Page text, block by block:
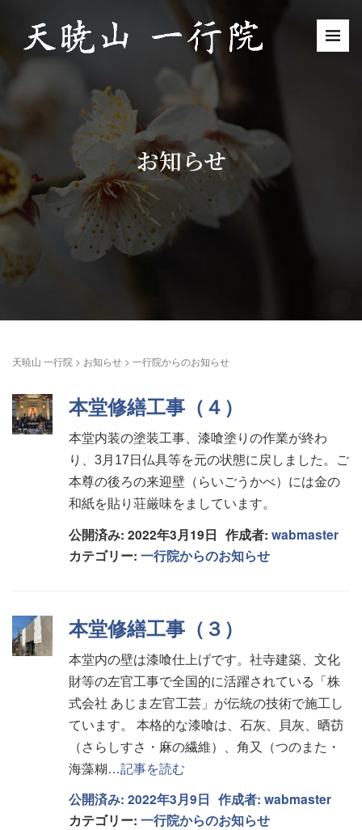
お知らせ
天暁山 一行院 > お知らせ > 一行院からのお知らせ
本堂修繕工事（４）
本堂内装の塗装工事、漆喰塗りの作業が終わ
り、3月17日仏具等を元の状態に戻しました。ご
本尊の後ろの来迎壁（らいごうかべ）には金の
和紙を貼り荘厳味をましています。
公開済み: 2022年3月19日 作成者: wabmaster
カテゴリー: 一行院からのお知らせ
本堂修繕工事（３）
本堂内の壁は漆喰仕上げです。社寺建築、文化
財等の左官工事で全国的に活躍されている「株
式会社 あじま左官工芸」が伝統の技術で施工し
ています。 本格的な漆喰は、石灰、貝灰、晒苆
（さらしすさ・麻の繊維）、角又（つのまた・
海藻糊…記事を読む
公開済み: 2022年3月9日 作成者: wabmaster
カテゴリー: 一行院からのお知らせ